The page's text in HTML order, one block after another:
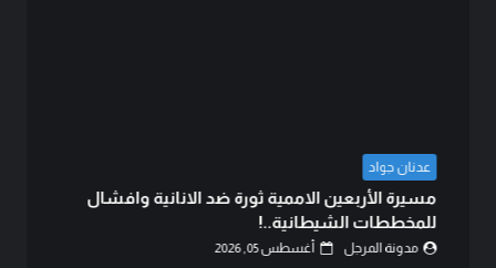
عدنان جواد
مسيرة الأربعين الاممية ثورة ضد الانانية وافشال
للمخططات الشيطانية..!
مدونة المرجل أغسطس 05, 2026